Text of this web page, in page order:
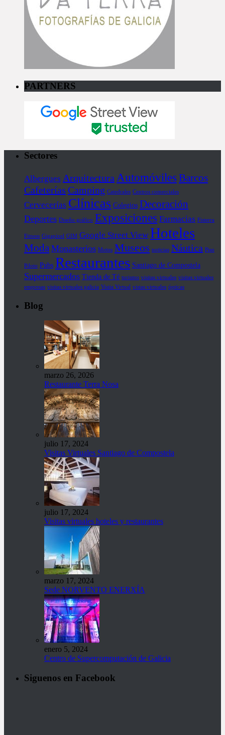
PARTNERS
Sectores
Albergues Arquitectura Automóviles Barcos
Cafeterías Camping Catedrales Centros comerciales
Cervecerías Clínicas Colegios Decoración
Deportes Diseño gráfico Exposiciones Farmacias Fisterra
Fitness Gigapixel GIM Google Street View Hoteles
Moda Monasterios Motos Museos noticias Náutica Piso
Piloto Pubs Restaurantes Santiago de Compostela
Supermercados Tienda de Té turismo visitas virtuales visitas virtuales
empresas visitas virtuales galicia Visita Virtual vistas virtuales ópticas
Blog
marzo 26, 2026
Restaurante Terra Nosa
julio 17, 2024
Visitas Virtuales Santiago de Compostela
julio 17, 2024
Visitas virtuales hoteles y restaurantes
marzo 17, 2024
Sede NORVENTO ENERXÍA
enero 5, 2024
Centro de Supercomputación de Galicia
Siguenos en Facebook